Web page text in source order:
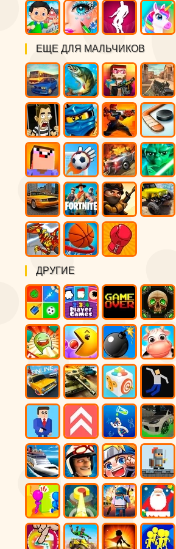
ЕЩЕ ДЛЯ МАЛЬЧИКОВ
ДРУГИЕ